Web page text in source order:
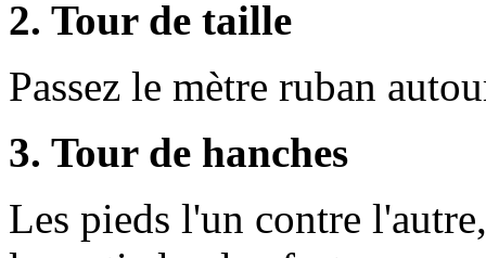
2. Tour de taille
Passez le mètre ruban
3. Tour de hanches
Les pieds l'un contre